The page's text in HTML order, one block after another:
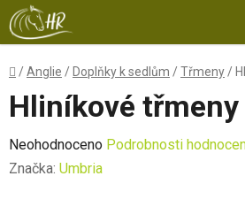
Přejít
na
obsah
Domů
/Anglie / Doplňky k sedlům /Třmeny /
Hliníkové
Průměrné
hodnocení
Neohodnoceno Podrobnosti
Značka: Umbria